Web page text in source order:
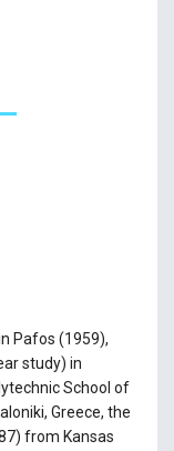
Pafos (1959),
study) in
School of
Greece, the
from Kansas